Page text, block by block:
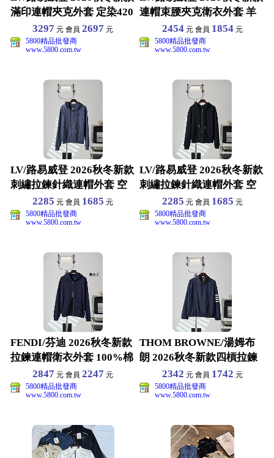
滿印連帽夾克外套 定染420
克平紋顆粒
3297 元 會員2697 元
5800精品批發商
www.5800.com.tw
連帽束腰夾克衛衣外套 羊
毛混紡毛呢面料
2454元 會員 1854元
5800精品批發商
www.5800.com.tw
LV/路易威登 2026秋冬新款
刺繡拉鍊針織連帽外套 空
氣層面料 男士
2285 元 會員 1685 元
5800精品批發商
www.5800.com.tw
LV/路易威登 2026秋冬新款
刺繡拉鍊針織連帽外套 空
氣層面料 男士
2285 元 會員 1685 元
5800精品批發商
www.5800.com.tw
FENDI/芬迪 2026秋冬新款
拉鍊連帽衛衣外套 100%棉
平紋針織
2847 元 會員2247 元
5800精品批發商
www.5800.com.tw
THOM BROWNE/湯姆布
朗 2026秋冬新款四槓拉鍊
夾克外套 定
2342 元 會員 1742 元
5800精品批發商
www.5800.com.tw